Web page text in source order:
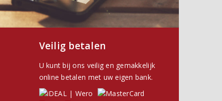
Veilig betalen
U kunt bij ons veilig en gemakkelijk
online betalen met uw eigen bank.